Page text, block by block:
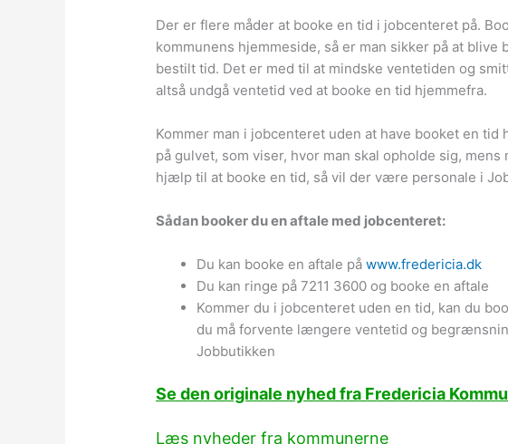
Der er flere måder at booke en tid i jobcenteret på.
kommunens hjemmeside, så er man sikker på at blive
bestilt tid. Det er med til at mindske ventetiden og
altså undgå ventetid ved at booke en tid hjemmefra.
Kommer man i jobcenteret uden at have booket en tid
på gulvet, som viser, hvor man skal opholde sig,
hjælp til at booke en tid, så vil der være personale i
Sådan booker du en aftale med jobcenteret:
Du kan booke en aftale påwww.fredericia.dk
Du kan ringe på 7211 3600 og booke en aftale
Kommer du i jobcenteret uden en tid, kan du
du må forvente længere ventetid og
Jobbutikken
Se den originale nyhed fra Fredericia
Læs nyheder fra kommunerne